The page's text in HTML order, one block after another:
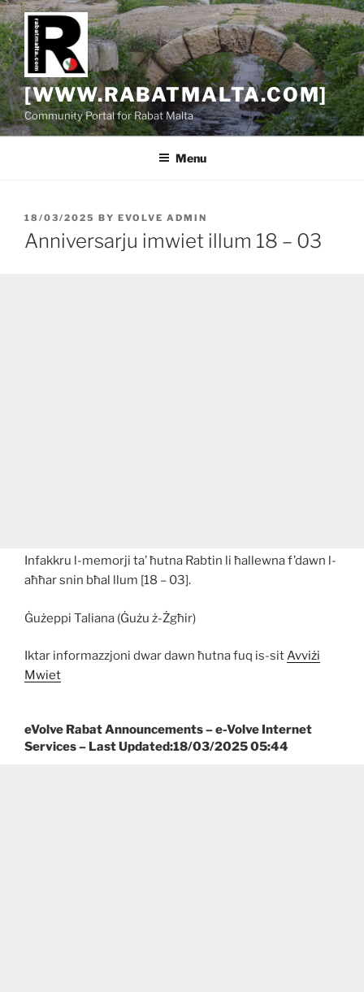
Skip
to
content
[WWW.RABATMALTA.COM]
Community Portal for Rabat Malta
Menu
POSTED
ON
18/03/2025 BY EVOLVE ADMIN
Anniversarju imwiet illum 18 – 03
Infakkru l-memorji ta’ ħutna Rabtin li ħallewna f’dawn l-
aħħar snin bħal llum [18 – 03].
Ġużeppi Taliana (Ġużu ż-Żgħir)
Iktar informazzjoni dwar dawn ħutna fuq is-sitAvviżi
Mwiet
eVolve Rabat Announcements – e-Volve Internet
Services – Last Updated:18/03/2025 05:44